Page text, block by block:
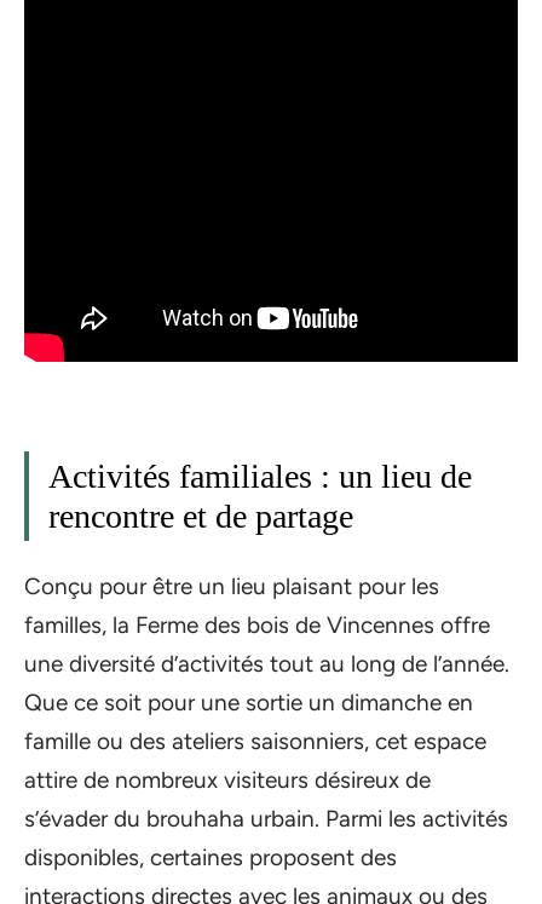
Activités familiales : un lieu de
rencontre et de partage
Conçu pour être un lieu plaisant pour les
familles, la Ferme des bois de Vincennes offre
une diversité d’activités tout au long de l’année.
Que ce soit pour une sortie un dimanche en
famille ou des ateliers saisonniers, cet espace
attire de nombreux visiteurs désireux de
s’évader du brouhaha urbain. Parmi les activités
disponibles, certaines proposent des
interactions directes avec les animaux ou des